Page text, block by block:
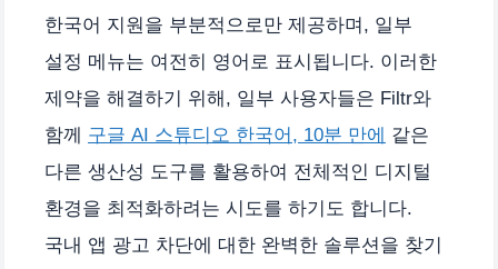
한국어 지원을 부분적으로만 제공하며, 일부
설정 메뉴는 여전히 영어로 표시됩니다. 이러한
제약을 해결하기 위해, 일부 사용자들은 Filtr와
함께 구글 AI 스튜디오 한국어, 10분 만에 같은
다른 생산성 도구를 활용하여 전체적인 디지털
환경을 최적화하려는 시도를 하기도 합니다.
국내 앱 광고 차단에 대한 완벽한 솔루션을 찾기